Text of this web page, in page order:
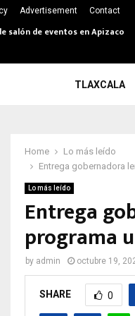
Advertisement Contact
salón de eventos en Apizaco
TLAXCALA
Home
Lo más leído
Entrega gobernadora
Lo más leído
Entrega
programa
by admin octubre 19,
SHARE 0